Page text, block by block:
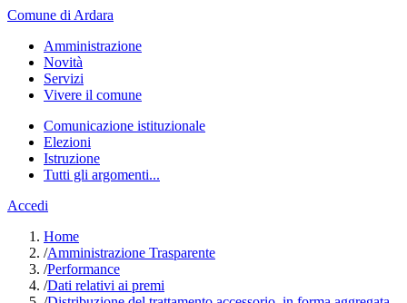
Comune di Ardara
Amministrazione
Novità
Servizi
Vivere il comune
Comunicazione istituzionale
Elezioni
Istruzione
Tutti gli argomenti...
Accedi
Home
/Amministrazione Trasparente
/Performance
/Dati relativi ai premi